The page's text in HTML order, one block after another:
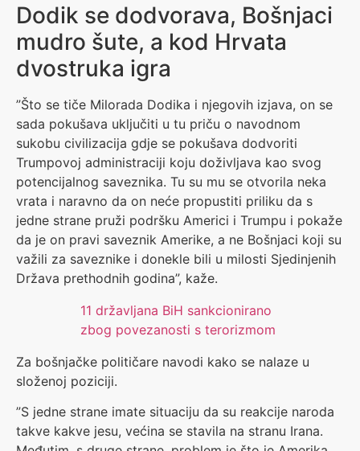
Dodik se dodvorava, Bošnjaci
mudro šute, a kod Hrvata
dvostruka igra
”Što se tiče Milorada Dodika i njegovih izjava, on se
sada pokušava uključiti u tu priču o navodnom
sukobu civilizacija gdje se pokušava dodvoriti
Trumpovoj administraciji koju doživljava kao svog
potencijalnog saveznika. Tu su mu se otvorila neka
vrata i naravno da on neće propustiti priliku da s
jedne strane pruži podršku Americi i Trumpu i pokaže
da je on pravi saveznik Amerike, a ne Bošnjaci koji su
važili za saveznike i donekle bili u milosti Sjedinjenih
Država prethodnih godina”, kaže.
11 državljana BiH sankcionirano
zbog povezanosti s terorizmom
Za bošnjačke političare navodi kako se nalaze u
složenoj poziciji.
”S jedne strane imate situaciju da su reakcije naroda
takve kakve jesu, većina se stavila na stranu Irana.